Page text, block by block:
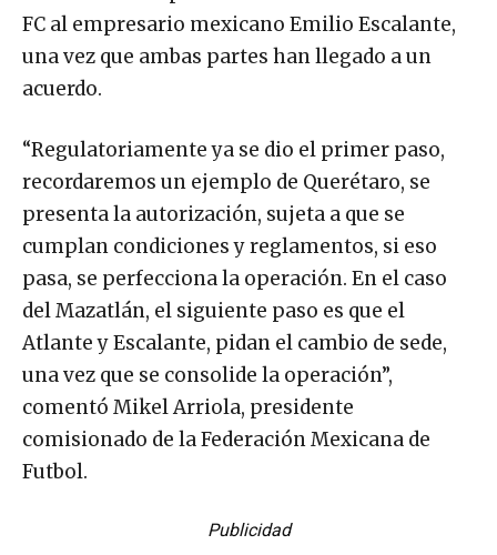
FC al empresario mexicano Emilio Escalante,
una vez que ambas partes han llegado a un
acuerdo.
“Regulatoriamente ya se dio el primer paso,
recordaremos un ejemplo de Querétaro, se
presenta la autorización, sujeta a que se
cumplan condiciones y reglamentos, si eso
pasa, se perfecciona la operación. En el caso
del Mazatlán, el siguiente paso es que el
Atlante y Escalante, pidan el cambio de sede,
una vez que se consolide la operación”,
comentó Mikel Arriola, presidente
comisionado de la Federación Mexicana de
Futbol.
Publicidad